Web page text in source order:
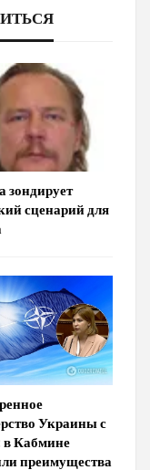
зондирует
сценарий для
Украины с
Кабмине
преимущества